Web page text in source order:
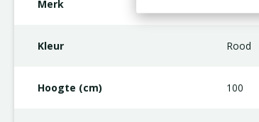
Merk
Kleur Rood
Hoogte (cm) 100